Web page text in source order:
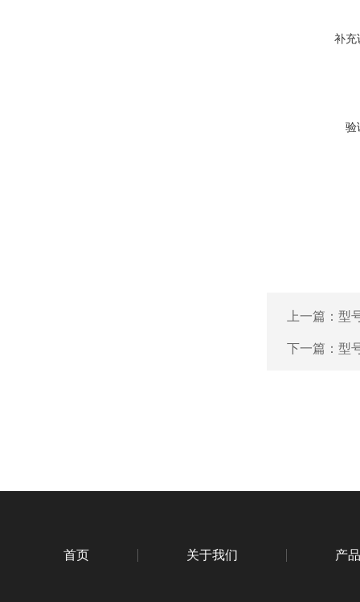
补充
验
上一篇： 型
下一篇： 型
首页 关于我们 产